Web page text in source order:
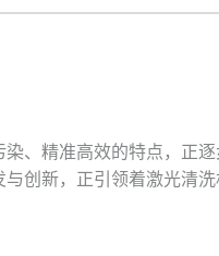
、精准高效的特点，正
创新，正引领着激光清